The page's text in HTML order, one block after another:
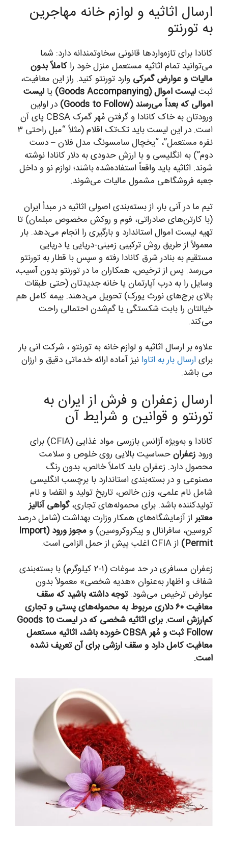
ارسال اثاثیه و لوازم خانه مهاجرین
به تورنتو
کانادا برای تازه‌واردها قانونی سخاوتمندانه دارد: شما
می‌توانید تمام اثاثیه مستعمل منزل خود را کاملاً بدون
مالیات و عوارض گمرکی وارد تورنتو کنید. راز این معافیت،
ثبتلیست اموال (Goods Accompanying) یا لیست
اموالی که بعداً می‌رسند (Goods to Follow)
در اولین
ورودتان به خاک کانادا و گرفتن مُهر گمرک CBSA پای آن
است. در این لیست باید تک‌تک اقلام (مثلاً “مبل راحتی ۳
نفره مستعمل”، “یخچال سامسونگ مدل فلان – دست
دوم”) به انگلیسی و با ارزش حدودی به دلار کانادا نوشته
شوند. اثاثیه باید واقعاً استفاده‌شده باشند؛ لوازم نو و داخل
جعبه فروشگاهی مشمول مالیات می‌شوند.
تیم ما در آنی بار، از بسته‌بندی اصولی اثاثیه در مبدأ ایران
(با کارتن‌های صادراتی، فوم و روکش مخصوص مبلمان) تا
تهیه لیست اموال استاندارد و بارگیری را انجام می‌دهد. بار
معمولاً از طریق روش ترکیبی زمینی-دریایی یا دریایی
مستقیم به بنادر شرق کانادا رفته و سپس با قطار به تورنتو
می‌رسد. پس از ترخیص، همکاران ما در تورنتو بدون آسیب،
وسایل را به درب آپارتمان یا خانه جدیدتان (حتی طبقات
بالای برج‌های نورث یورک) تحویل می‌دهند. بیمه کامل هم
خیالتان را بابت شکستگی یا گم‌شدن احتمالی راحت
می‌کند.
علاوه بر ارسال اثاثیه و لوازم خانه به تورنتو ، شرکت انی بار
برایارسال بار به اتاوا نیز آماده ارائه خدماتی دقیق و ارزان
می باشد.
ارسال زعفران و فرش از ایران به
تورنتو و قوانین و شرایط آن
کانادا و به‌ویژه آژانس بازرسی مواد غذایی (CFIA) برای
ورود زعفرانحساسیت بالایی روی خلوص و سلامت
محصول دارد. زعفران باید کاملاً خالص، بدون رنگ
مصنوعی و در بسته‌بندی استاندارد با برچسب انگلیسی
شامل نام علمی، وزن خالص، تاریخ تولید و انقضا و نام
تولیدکننده باشد. برای محموله‌های تجاری،گواهی آنالیز
معتبراز آزمایشگاه‌های همکار وزارت بهداشت (شامل درصد
کروسین، سافرانال و پیکروکروسین) و
مجوز ورود (Import
Permit) از CFIA اغلب پیش از حمل الزامی است.
زعفران مسافری در حد سوغات (۱-۲ کیلوگرم) با بسته‌بندی
شفاف و اظهار به‌عنوان «هدیه شخصی» معمولاً بدون
عوارض ترخیص می‌شود.توجه داشته باشید که سقف
معافیت ۶۰ دلاری مربوط به محموله‌های پستی و تجاری
کم‌ارزش است. برای اثاثیه شخصی که در لیست Goods to
Follow ثبت و مُهر CBSA خورده باشد، اثاثیه مستعمل
معافیت کامل دارد و سقف ارزشی برای آن تعریف نشده
است.